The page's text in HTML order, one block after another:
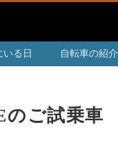
いる日 自転車の紹介
ご試乗車